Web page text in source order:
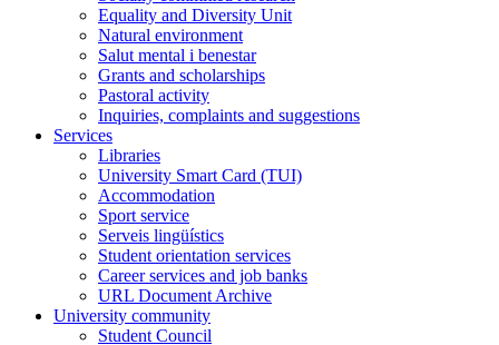
Equality and Diversity Unit
Natural environment
Salut mental i benestar
Grants and scholarships
Pastoral activity
Inquiries, complaints and suggestions
Services
Libraries
University Smart Card (TUI)
Accommodation
Sport service
Serveis lingüístics
Student orientation services
Career services and job banks
URL Document Archive
University community
Student Council